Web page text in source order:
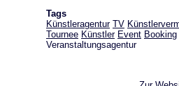
Tags
Künstleragentur TV
Tournee Künstler Event Booking
Veranstaltungsagentur